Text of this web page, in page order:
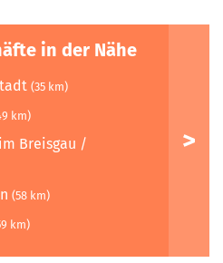
in der Nähe
(35 km)
km)
Breisgau /
(58 km)
km)